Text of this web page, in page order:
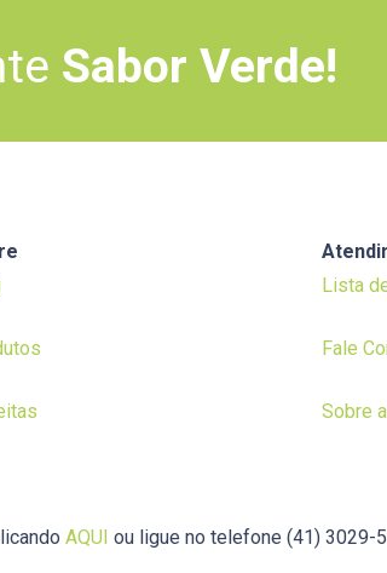
Sabor Verde!
Lista
Fale
Sobre
AQUI ou ligue no telefone (41) 3029-